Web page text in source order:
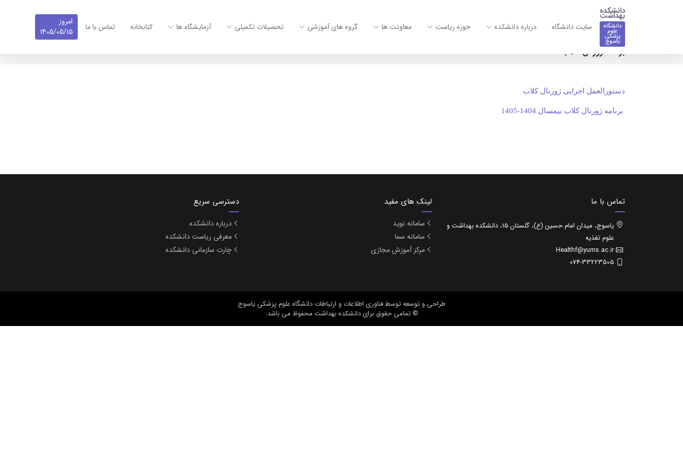
دانشکده
بهداشت
دانشگاه
علوم
پزشکی
یاسوج
سایت دانشگاه درباره دانشکده حوزه ریاست معاونت ها گروه های آموزشی تحصیلات تکمیلی آزمایشگاه ها کتابخانه تماس با ما
امروز
1405/05/15
برنامه ژورنال کلاب
دستورالعمل اجرایی ژورنال کلاب
برنامه ژورنال کلاب نیمسال 1404-1405
تماس با ما
یاسوج، میدان امام حسین (ع)، گلستان 15، دانشکده بهداشت و
علوم تغذیه
Healthf@yums.ac.ir
074-33223505
لینک های مفید
سامانه نوید
سامانه سما
مرکز آموزش مجازی
دسترسی سریع
درباره دانشکده
معرفی ریاست دانشکده
چارت سازمانی دانشکده
طراحی و توسعهتوسط فناوری اطلاعات و ارتباطات دانشگاه علوم پزشکی یاسوج
© تمامی حقوق برای دانشکده بهداشت محفوظ می باشد.